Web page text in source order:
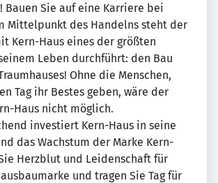
Bauen Sie auf eine Karriere bei
Mittelpunkt des Handelns steht der
Kern-Haus eines der größten
Leben durchführt: den Bau
Ohne die Menschen,
Tag ihr Bestes geben, wäre der
Haus nicht möglich.
investiert Kern-Haus in seine
das Wachstum der Marke Kern-
Herzblut und Leidenschaft für
und tragen Sie Tag für